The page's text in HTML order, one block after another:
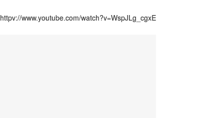
httpv://www.youtube.com/watch?v=WspJLg_cgxE